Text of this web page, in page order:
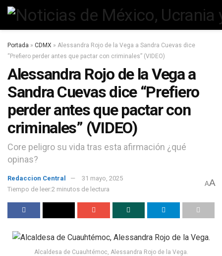
Portada » CDMX » Alessandra Rojo de la Vega a Sandra Cuevas dice
“Prefiero perder antes que pactar con criminales” (VIDEO)
Alessandra Rojo de la Vega a
Sandra Cuevas dice “Prefiero
perder antes que pactar con
criminales” (VIDEO)
Core peligro su vida tras esta afirmación ¿qué
opinas?
Redaccion Central
31 mayo, 2025
Tiempo de leer:2 minutos de lectura
AA
Alcaldesa de Cuauhtémoc, Alessandra Rojo de la Vega.